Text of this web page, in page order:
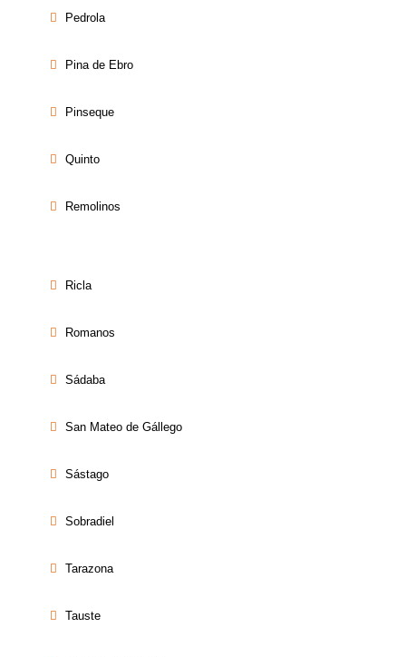
Pedrola
Pina de Ebro
Pinseque
Quinto
Remolinos
Ricla
Romanos
Sádaba
San Mateo de Gállego
Sástago
Sobradiel
Tarazona
Tauste